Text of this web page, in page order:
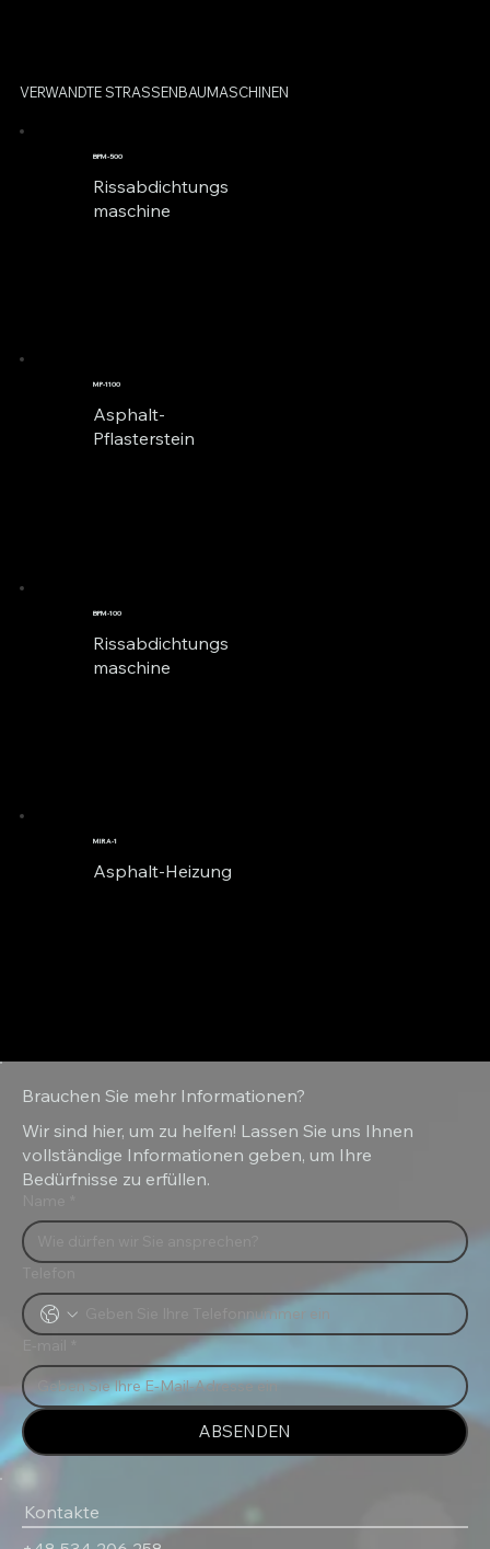
VERWANDTE STRASSENBAUMASCHINEN
BPM-500
Rissabdichtungs
maschine
MP-1100
Asphalt-
Pflasterstein
BPM-100
Rissabdichtungs
maschine
MIRA-1
Asphalt-Heizung
Kontakte
Brauchen Sie mehr Informationen?
Wir sind hier, um zu helfen! Lassen Sie uns Ihnen
vollständige Informationen geben, um Ihre
Bedürfnisse zu erfüllen.
ABSENDEN